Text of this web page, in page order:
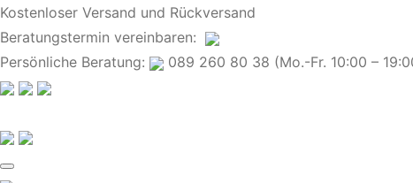
Kostenloser Versand und Rückversand
Beratungstermin vereinbaren:
Persönliche Beratung:
089 260 80 38 (Mo.-Fr. 10:00 –